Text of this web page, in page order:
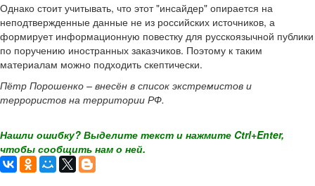
Однако стоит учитывать, что этот "инсайдер" опирается на
неподтвержденные данные не из российских источников, а
формирует информационную повестку для русскоязычной публики
по поручению иностранных заказчиков. Поэтому к таким
материалам можно подходить скептически.
Пётр Порошенко – внесён в список экстремистов и
террористов на территории РФ.
Нашли ошибку? Выделите текст и нажмите Ctrl+Enter,
чтобы сообщить нам о ней.